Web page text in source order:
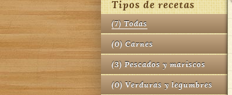
Tipos de recetas
(7) Todas
(0) Carnes
(3) Pescados y mariscos
(0) Verduras y legumbres